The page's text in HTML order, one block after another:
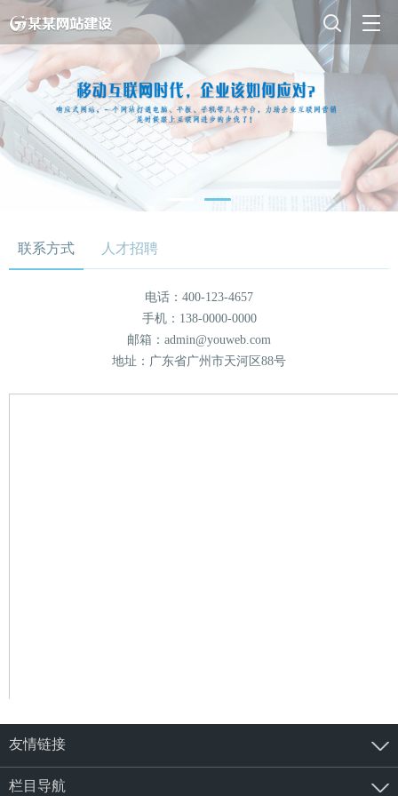
联系方式 人才招聘
电话：400-123-4657
手机：138-0000-0000
邮箱：admin@youweb.com
地址：广东省广州市天河区88号
友情链接
栏目导航